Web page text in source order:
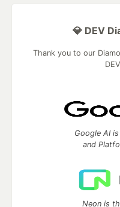
💎 DEV
Thank you to our
Google AI
and
Neon is